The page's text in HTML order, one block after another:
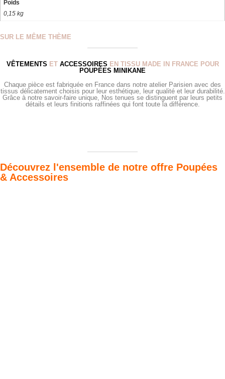
Poids
0,15 kg
SUR LE MÊME THÈME
VÊTEMENTS ET ACCESSOIRES EN TISSU MADE IN FRANCE POUR
POUPÉES MINIKANE
Chaque pièce est fabriquée en France dans notre atelier Parisien avec des
tissus délicatement choisis pour leur esthétique, leur qualité et leur durabilité.
Grâce à notre savoir-faire unique, Nos tenues se distinguent par leurs petits
détails et leurs finitions raffinées qui font toute la différence.
Découvrez l'ensemble de notre offre Poupées
& Accessoires